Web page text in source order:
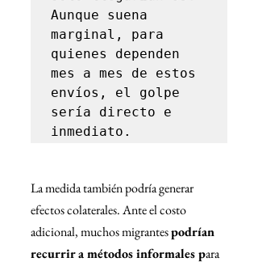
Aunque suena
marginal, para
quienes dependen
mes a mes de estos
envíos, el golpe
sería directo e
inmediato.
La medida también podría generar
efectos colaterales. Ante el costo
adicional, muchos migrantes podrían
recurrir a métodos informales para